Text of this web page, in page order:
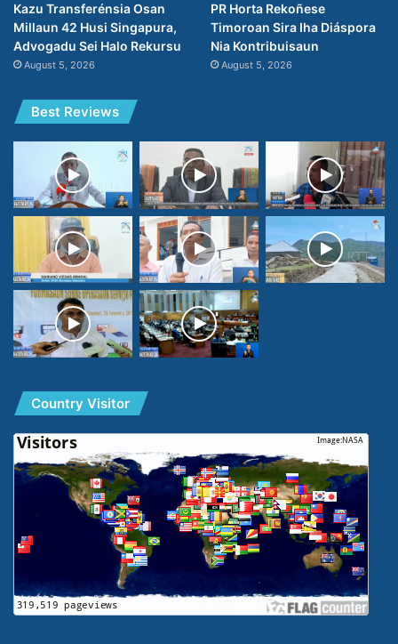
Kazu Transferénsia Osan
Millaun 42 Husi Singapura,
Advogadu Sei Halo Rekursu
August 5, 2026
PR Horta Rekoñese
Timoroan Sira Iha Diáspora
Nia Kontribuisaun
August 5, 2026
Best Reviews
Country Visitor